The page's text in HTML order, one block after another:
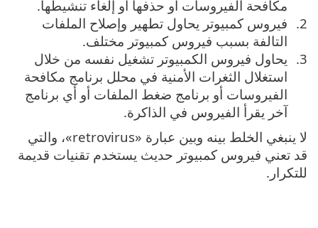
مكافحة الفيروسات أو حذفها أو إلغاء تنشيطها.
فيروس كمبيوتر يحاول تطهير وإصلاح الملفات
التالفة بسبب فيروس كمبيوتر مختلف.
يحاول فيروس الكمبيوتر تشغيل نفسه من خلال
استغلال الثغرات الأمنية في محلل برنامج مكافحة
الفيروسات أو برنامج ضغط الملفات أو أي برنامج
آخر يقرأ الفيروس في الذاكرة.
لا ينبغي الخلط بينه وبين عبارة «retrovirus»، والتي
قد تعني فيروس كمبيوتر حديث يستخدم تقنيات قديمة
للتكرار.